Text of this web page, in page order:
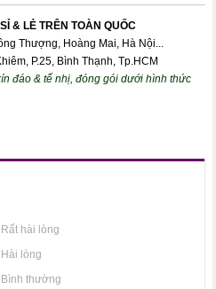
& LẺ TRÊN TOÀN QUỐC
Thượng, Hoàng Mai, Hà Nội...
P.25, Bình Thạnh, Tp.HCM
đáo & tế nhị, đóng gói dưới hình thức
Rất hài lòng
Hài lòng
Bình thường